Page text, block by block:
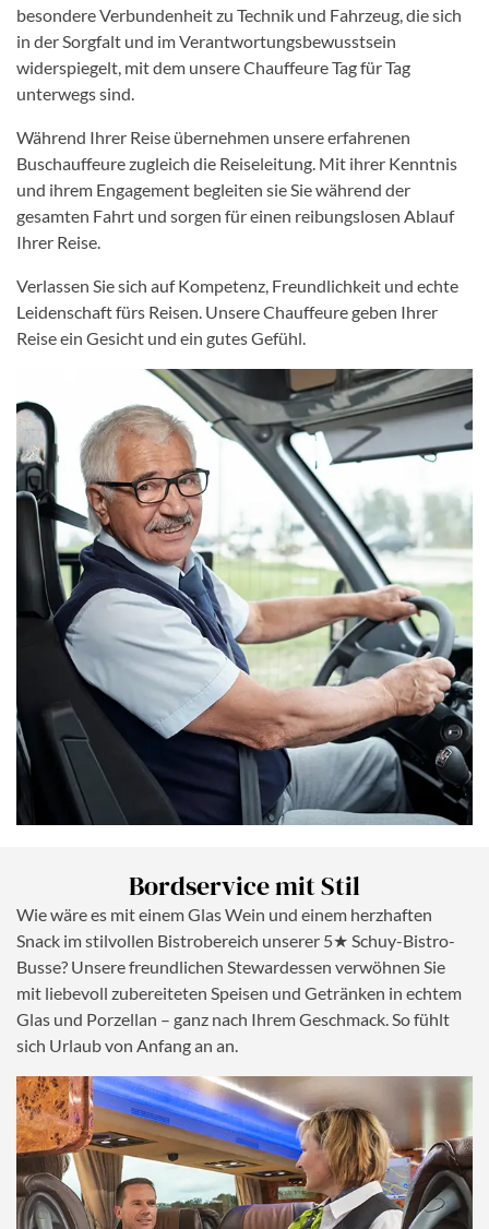
besondere Verbundenheit zu Technik und Fahrzeug, die sich
in der Sorgfalt und im Verantwortungsbewusstsein
widerspiegelt, mit dem unsere Chauffeure Tag für Tag
unterwegs sind.
Während Ihrer Reise übernehmen unsere erfahrenen
Buschauffeure zugleich die Reiseleitung. Mit ihrer Kenntnis
und ihrem Engagement begleiten sie Sie während der
gesamten Fahrt und sorgen für einen reibungslosen Ablauf
Ihrer Reise.
Verlassen Sie sich auf Kompetenz, Freundlichkeit und echte
Leidenschaft fürs Reisen. Unsere Chauffeure geben Ihrer
Reise ein Gesicht und ein gutes Gefühl.
Bordservice mit Stil
Wie wäre es mit einem Glas Wein und einem herzhaften
Snack im stilvollen Bistrobereich unserer 5★ Schuy-Bistro-
Busse? Unsere freundlichen Stewardessen verwöhnen Sie
mit liebevoll zubereiteten Speisen und Getränken in echtem
Glas und Porzellan – ganz nach Ihrem Geschmack. So fühlt
sich Urlaub von Anfang an an.